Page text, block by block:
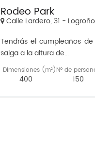
Rodeo Park
Calle Lardero, 31 -
Tendrás el cumpleaños
salga a la altura de...
Dimensiones (m²)
400
Nº de
150